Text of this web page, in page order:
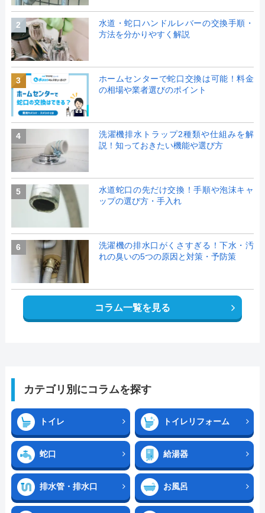
2
水道・蛇口ハンドルレバーの交換手順・
方法を分かりやすく解説
3
ホームセンターで蛇口交換は可能！料金
の相場や業者選びのポイント
4
洗濯機排水トラップ2種類や仕組みを解
説！知っておきたい機能や選び方
5
水道蛇口の先だけ交換！手順や泡沫キャ
ップの選び方・手入れ
6
洗濯機の排水口がくさすぎる！下水・汚
れの臭いの5つの原因と対策・予防策
コラム一覧を見る
カテゴリ別にコラムを探す
トイレ トイレリフォーム
蛇口 給湯器
排水管・排水口 お風呂